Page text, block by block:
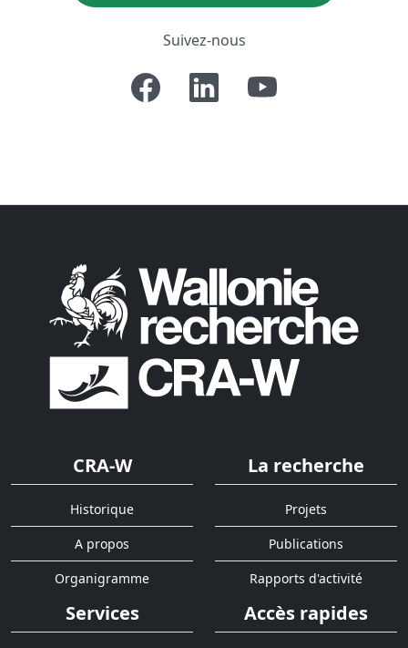
Suivez-nous
CRA-W
Historique
A propos
Organigramme
La recherche
Projets
Publications
Rapports d'activité
Services Accès rapides